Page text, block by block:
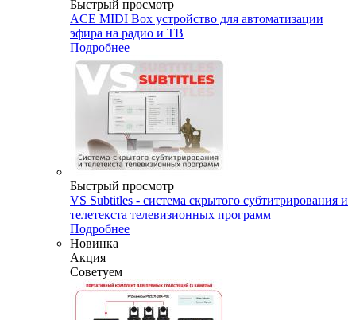
Быстрый просмотр
ACE MIDI Box устройство для автоматизации
эфира на радио и ТВ
Подробнее
Быстрый просмотр
VS Subtitles - система скрытого субтитрирования и
телетекста телевизионных программ
Подробнее
Новинка
Акция
Советуем